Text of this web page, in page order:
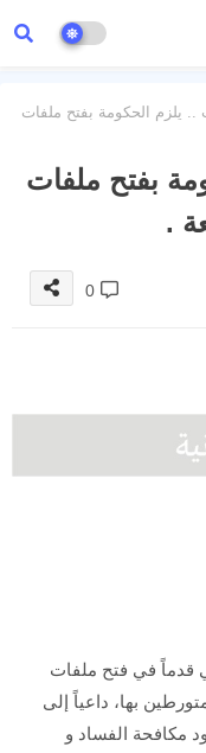
يلزم الحكومة بفتح ملفات
بفتح ملفات
.
0
قدماً في فتح ملفات
بها، داعياً إلى
مكافحة الفساد و